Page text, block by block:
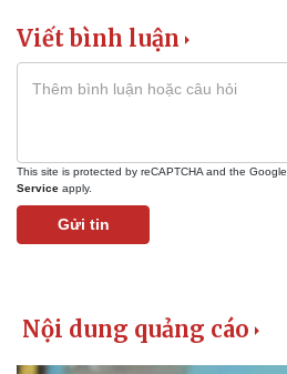
Viết bình luận
This site is protected by reCAPTCHA and the Google
Service apply.
Gửi tin